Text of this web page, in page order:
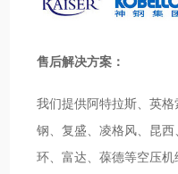
售后解决方案：
我们提供阿特拉斯、英
钢、复盛、凌格风、昆
环、富达、葆德等空压机